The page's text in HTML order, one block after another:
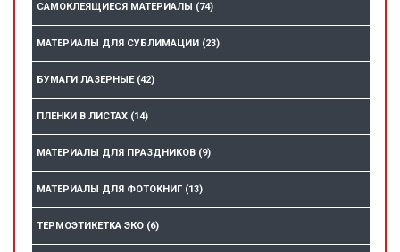
САМОКЛЕЯЩИЕСЯ МАТЕРИАЛЫ (74)
МАТЕРИАЛЫ ДЛЯ СУБЛИМАЦИИ (23)
БУМАГИ ЛАЗЕРНЫЕ (42)
ПЛЕНКИ В ЛИСТАХ (14)
МАТЕРИАЛЫ ДЛЯ ПРАЗДНИКОВ (9)
МАТЕРИАЛЫ ДЛЯ ФОТОКНИГ (13)
ТЕРМОЭТИКЕТКА ЭКО (6)